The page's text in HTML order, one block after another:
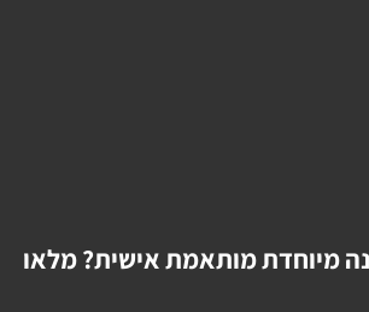
מיוחדת מותאמת אישית? מלאו